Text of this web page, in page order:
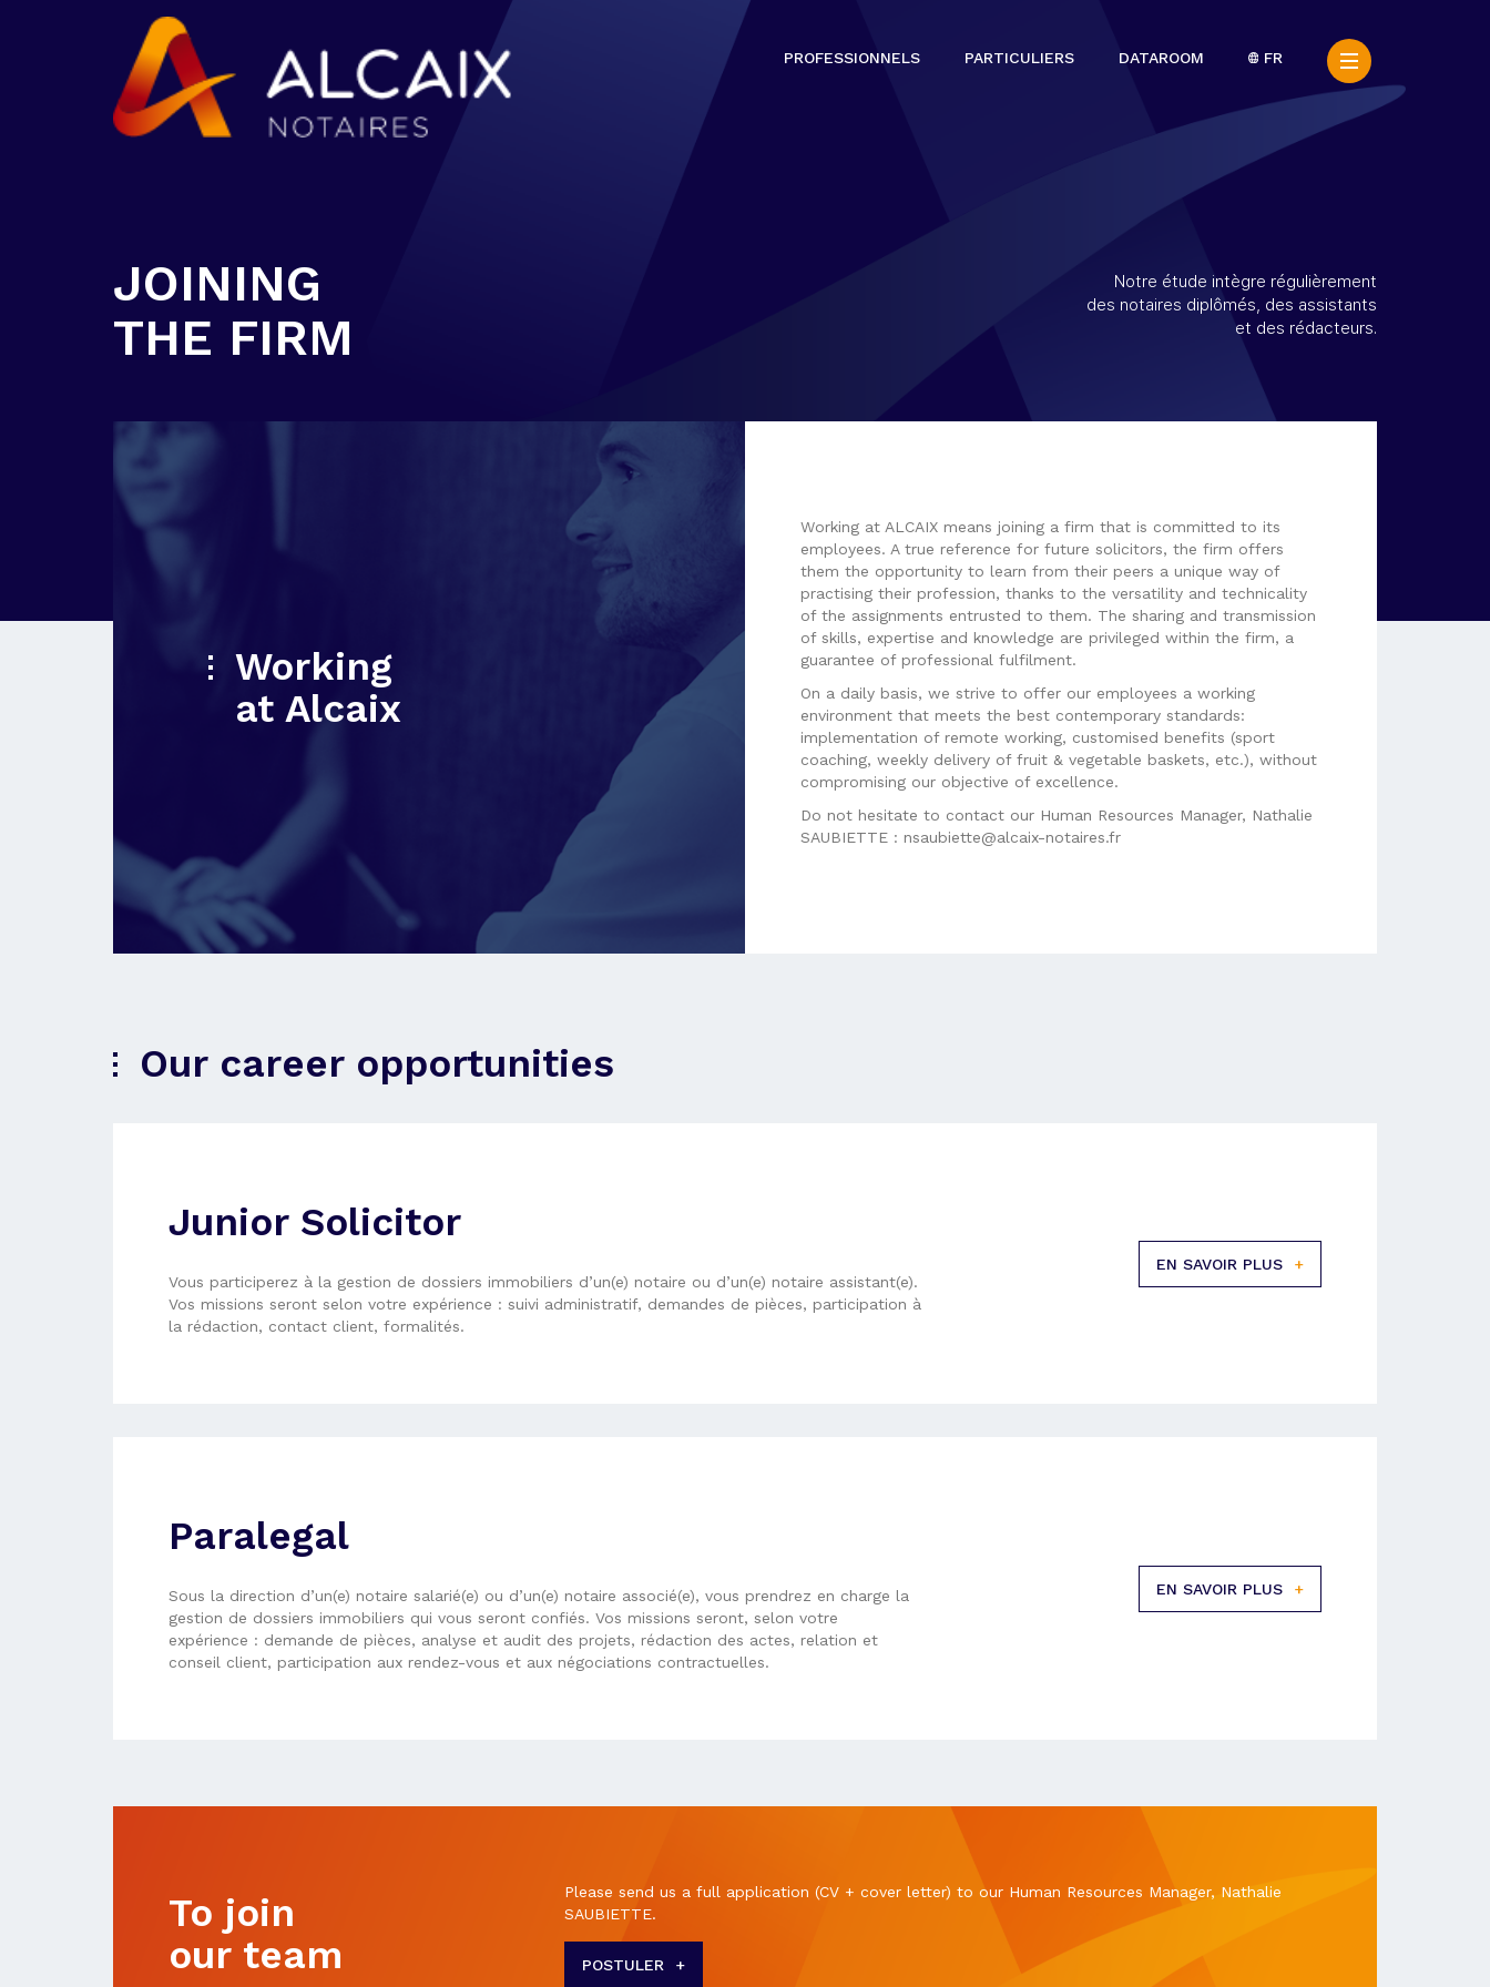
PROFESSIONNELS PARTICULIERS DATAROOM FR
JOINING
THE FIRM
Notre étude intègre régulièrement
des notaires diplômés, des assistants
et des rédacteurs.
Working
at Alcaix
Working at ALCAIX means joining a firm that is committed to its
employees. A true reference for future solicitors, the firm offers
them the opportunity to learn from their peers a unique way of
practising their profession, thanks to the versatility and technicality
of the assignments entrusted to them. The sharing and transmission
of skills, expertise and knowledge are privileged within the firm, a
guarantee of professional fulfilment.
On a daily basis, we strive to offer our employees a working
environment that meets the best contemporary standards:
implementation of remote working, customised benefits (sport
coaching, weekly delivery of fruit & vegetable baskets, etc.), without
compromising our objective of excellence.
Do not hesitate to contact our Human Resources Manager, Nathalie
SAUBIETTE : nsaubiette@alcaix-notaires.fr
Our career opportunities
Junior Solicitor
Vous participerez à la gestion de dossiers immobiliers d’un(e) notaire ou d’un(e) notaire assistant(e).
Vos missions seront selon votre expérience : suivi administratif, demandes de pièces, participation à
la rédaction, contact client, formalités.
EN SAVOIR PLUS +
Paralegal
Sous la direction d’un(e) notaire salarié(e) ou d’un(e) notaire associé(e), vous prendrez en charge la
gestion de dossiers immobiliers qui vous seront confiés. Vos missions seront, selon votre
expérience : demande de pièces, analyse et audit des projets, rédaction des actes, relation et
conseil client, participation aux rendez-vous et aux négociations contractuelles.
EN SAVOIR PLUS +
To join
our team
Please send us a full application (CV + cover letter) to our Human Resources Manager, Nathalie
SAUBIETTE.
POSTULER +